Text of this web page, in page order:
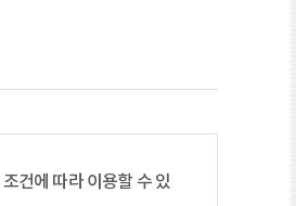
조건에 따라 이용할 수 있